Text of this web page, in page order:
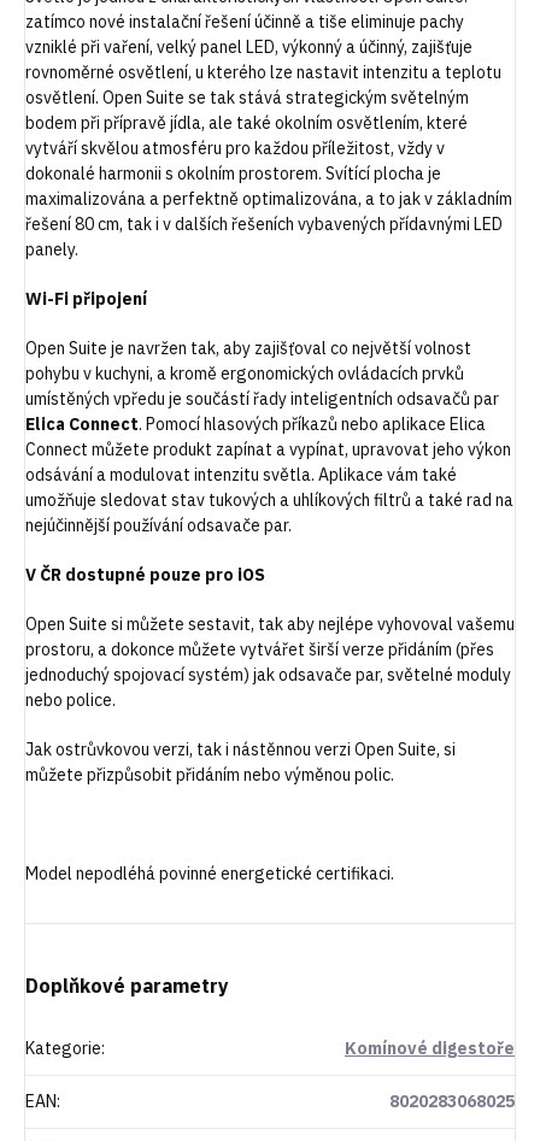
zatímco nové instalační řešení účinně a tiše eliminuje pachy
vzniklé při vaření, velký panel LED, výkonný a účinný, zajišťuje
rovnoměrné osvětlení, u kterého lze nastavit intenzitu a teplotu
osvětlení. Open Suite se tak stává strategickým světelným
bodem při přípravě jídla, ale také okolním osvětlením, které
vytváří skvělou atmosféru pro každou příležitost, vždy v
dokonalé harmonii s okolním prostorem. Svítící plocha je
maximalizována a perfektně optimalizována, a to jak v základním
řešení 80 cm, tak i v dalších řešeních vybavených přídavnými LED
panely.
Wi-Fi připojení
Open Suite je navržen tak, aby zajišťoval co největší volnost
pohybu v kuchyni, a kromě ergonomických ovládacích prvků
umístěných vpředu je součástí řady inteligentních odsavačů par
Elica Connect. Pomocí hlasových příkazů nebo aplikace Elica
Connect můžete produkt zapínat a vypínat, upravovat jeho výkon
odsávání a modulovat intenzitu světla. Aplikace vám také
umožňuje sledovat stav tukových a uhlíkových filtrů a také rad na
nejúčinnější používání odsavače par.
V ČR dostupné pouze pro iOS
Open Suite si můžete sestavit, tak aby nejlépe vyhovoval vašemu
prostoru, a dokonce můžete vytvářet širší verze přidáním (přes
jednoduchý spojovací systém) jak odsavače par, světelné moduly
nebo police.
Jak ostrůvkovou verzi, tak i nástěnnou verzi Open Suite, si
můžete přizpůsobit přidáním nebo výměnou polic.
Model nepodléhá povinné energetické certifikaci.
Doplňkové parametry
Kategorie: Komínové digestoře
EAN: 8020283068025